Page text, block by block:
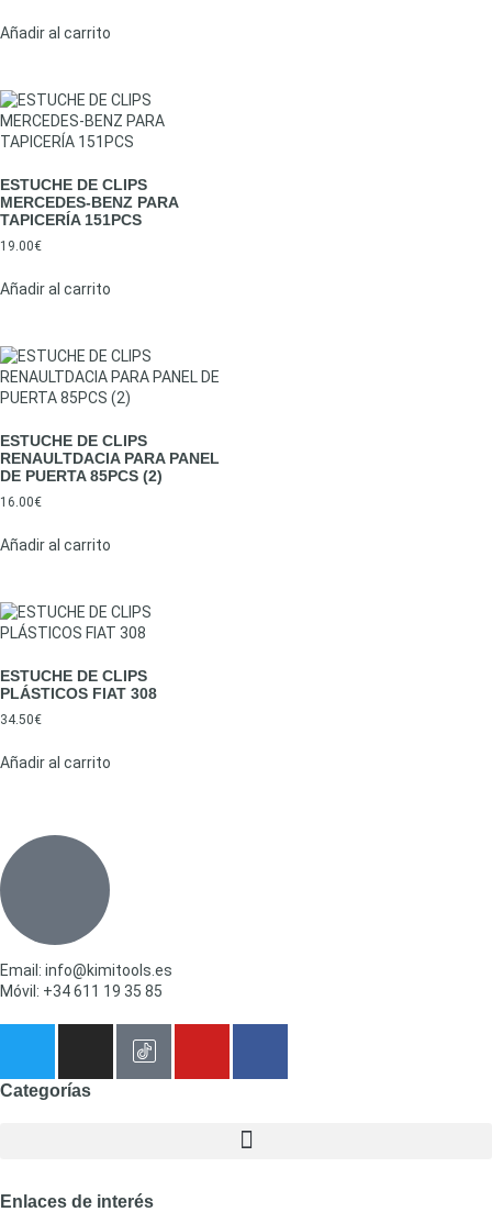
Añadir al carrito
ESTUCHE DE CLIPS
MERCEDES-BENZ PARA
TAPICERÍA 151PCS
19.00€
Añadir al carrito
ESTUCHE DE CLIPS
RENAULTDACIA PARA PANEL
DE PUERTA 85PCS (2)
16.00€
Añadir al carrito
ESTUCHE DE CLIPS
PLÁSTICOS FIAT 308
34.50€
Añadir al carrito
Email: info@kimitools.es
Móvil: +34 611 19 35 85
Categorías
Enlaces de interés